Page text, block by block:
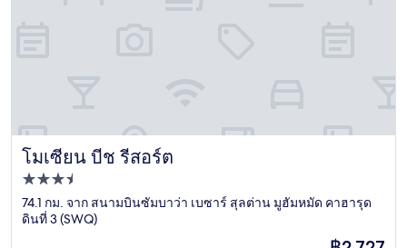
โมเซียน บีช รีสอร์ต
โมเซียน บีช รีสอร์ต
ที่พัก
3.5
ดาว
74.1 กม. จาก สนามบินซัมบาว่า เบซาร์ สุลต่าน มูฮัมหมัด คาฮารุด
ดินที่ 3 (SWQ)
ราคา